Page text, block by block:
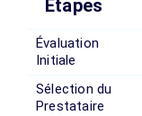
Étapes
Évaluation
Initiale
Sélection du
Prestataire